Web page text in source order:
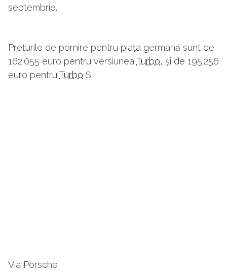
septembrie.
Prețurile de pornire pentru piața germană sunt de
162.055 euro pentru versiuneaTurbo, și de 195.256
euro pentruTurbo S.
Via Porsche